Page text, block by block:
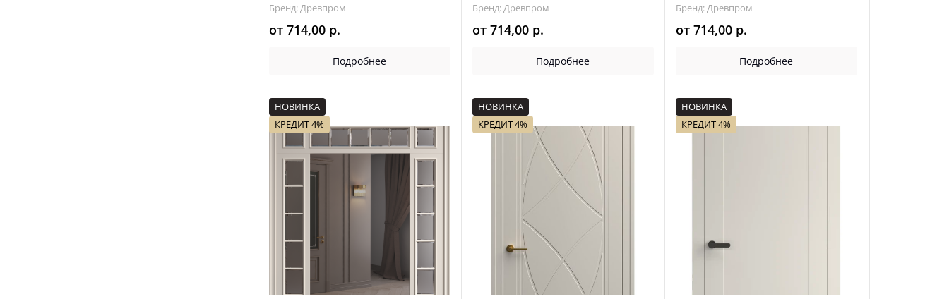
Бренд: Древпром
от 714,00 р.
Подробнее
Бренд: Древпром
от 714,00 р.
Подробнее
Бренд: Древпром
от 714,00 р.
Подробнее
НОВИНКА
КРЕДИТ 4%
НОВИНКА
КРЕДИТ 4%
НОВИНКА
КРЕДИТ 4%